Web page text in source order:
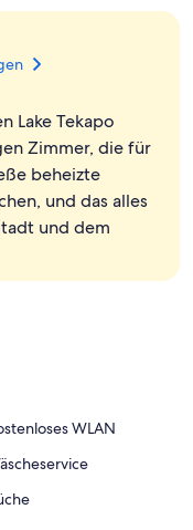
Lake Tekapo
Zimmer, die für
beheizte
und das alles
und dem
WLAN